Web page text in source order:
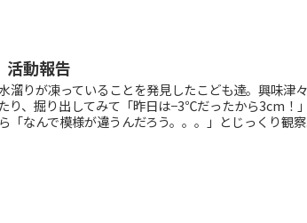
動報告
溜りが凍っていることを発見したこども達。興味津
り、掘り出してみて「昨日は−3℃だったから3cm！
「なんで模様が違うんだろう。。。」とじっくり観察